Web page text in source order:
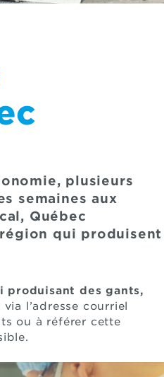
plusieurs
semaines aux
Québec
qui produisent
produisant des gants,
l’adresse courriel
ou à référer cette